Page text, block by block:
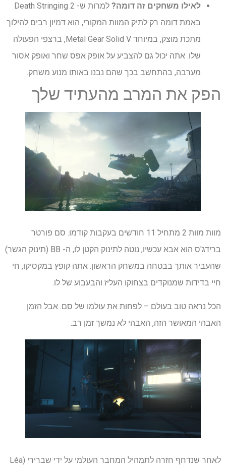
לאילו משחקים זה דומה?
למרות ש- Death Stringing 2
באמת דומה רק לתיק המוות המקורי, הוא דמיון רבים להילוך
מתכת מוצק, במיוחד Metal Gear Solid V, ברצפי הפעולה
שלו. אתה יכול גם להצביע על אופק אפס שחר ואופק אסור
מערבה, בהתחשב בכך שהם נבנו באותו מנוע משחק.
הפק את המרב מהעתיד שלך
מוות מוות 2 מתחיל 11 חודשים בעקבות קודמו. סם פורטר
ברידג'ס הוא אבא עכשיו, נוטה לתינוק הקטן לו, ה- BB (תינוק הגשר)
שהעביר אותך בבטחה במשחק הראשון. אתה קופץ במקסיקו, חי
חיי בדידות שמנוקדים בצחוקו העליז והבעבוע של לו.
הכל נראה טוב בעולם – לפחות את עולמו של סם. אבל הזמן
האבהי המאושר הזה, האבהי לא נמשך זמן רב.
לאחר שנדחף חזרה לתמהיל המחבר העולמי על ידי שברירי (Léa